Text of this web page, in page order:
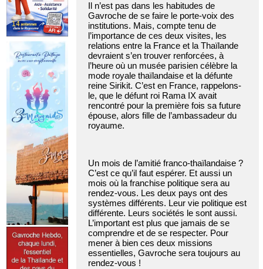
Il n’est pas dans les habitudes de
Gavroche de se faire le porte-voix des
institutions. Mais, compte tenu de
l’importance de ces deux visites, les
relations entre la France et la Thaïlande
devraient s’en trouver renforcées, à
l’heure où un musée parisien célèbre la
mode royale thaïlandaise et la défunte
reine Sirikit. C’est en France, rappelons-
le, que le défunt roi Rama IX avait
rencontré pour la première fois sa future
épouse, alors fille de l’ambassadeur du
royaume.
Un mois de l’amitié franco-thaïlandaise ?
C’est ce qu’il faut espérer. Et aussi un
mois où la franchise politique sera au
rendez-vous. Les deux pays ont des
systèmes différents. Leur vie politique est
différente. Leurs sociétés le sont aussi.
L’important est plus que jamais de se
comprendre et de se respecter. Pour
mener à bien ces deux missions
essentielles, Gavroche sera toujours au
rendez-vous !